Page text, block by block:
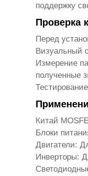
поддержку
Проверка
Перед
Визуальный
Измерение
полученные
Китай
Блоки
Двигатели:
Инверторы: